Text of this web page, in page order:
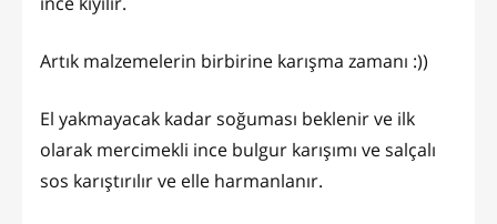
Artık malzemelerin birbirine karışma zamanı :))
El yakmayacak kadar soğuması beklenir ve ilk
olarak mercimekli ince bulgur karışımı ve salçalı
sos karıştırılır ve elle harmanlanır.